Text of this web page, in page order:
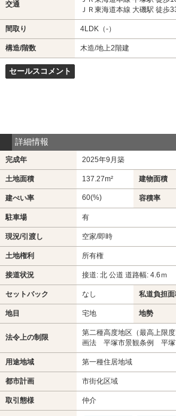
交通
ＪＲ東海道本線 大磯駅 徒歩
間取り 4LDK（-）
構造/階数 木造/地上2階建
セールスコメント
詳細情報
完成年 2025年9月築
土地面積 137.27m² 建物面積
建ぺい率 60(%) 容積率
駐車場 有
現況/引渡し 空家/即時
土地権利 所有権
接道状況 接道: 北 公道 道路幅: 4.6ｍ
セットバック なし 私道負担
地目 宅地 地勢
法令上の制限
第二種高度地区（最高上限
画法 平塚市景観条例 平塚
用途地域 第一種住居地域
都市計画 市街化区域
取引態様 仲介